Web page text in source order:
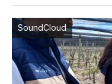
SoundCloud